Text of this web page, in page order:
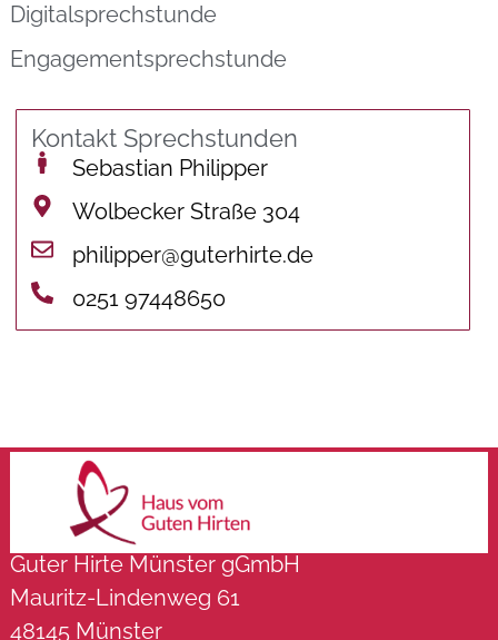
Digitalsprechstunde
Engagementsprechstunde
Kontakt Sprechstunden
Sebastian Philipper
Wolbecker Straße 304
philipper@guterhirte.de
0251 97448650
Guter Hirte Münster gGmbH
Mauritz-Lindenweg 61
48145 Münster